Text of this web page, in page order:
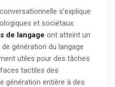
s’explique
et sociétaux.
de langage ont atteint un
génération du langage
utiles pour des tâches
tactiles des
génération entière à des